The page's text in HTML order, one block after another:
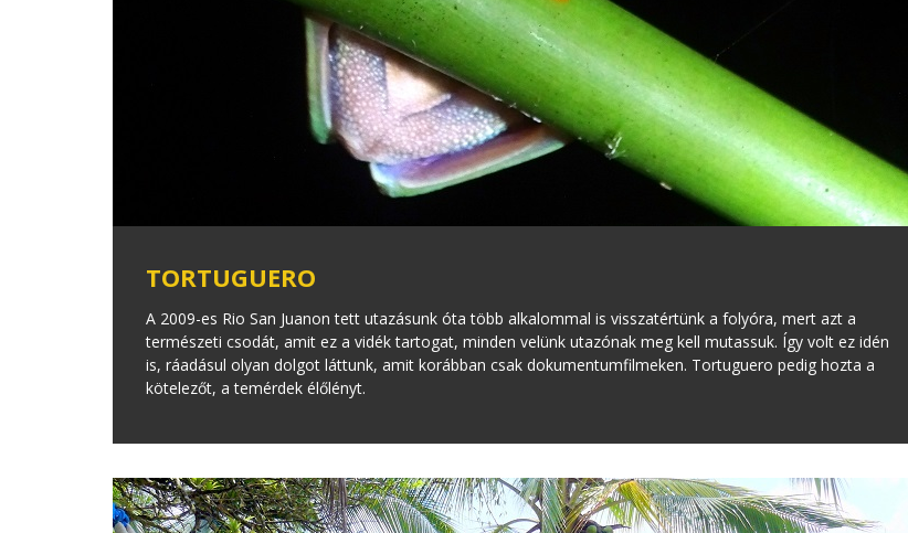
TORTUGUERO
A 2009-es Rio San Juanon tett utazásunk óta több alkalommal is visszatértünk a folyóra, mert azt a
természeti csodát, amit ez a vidék tartogat, minden velünk utazónak meg kell mutassuk. Így volt ez idén
is, ráadásul olyan dolgot láttunk, amit korábban csak dokumentumfilmeken. Tortuguero pedig hozta a
kötelezőt, a temérdek élőlényt.